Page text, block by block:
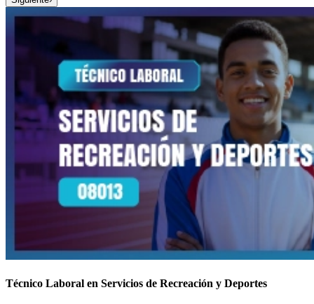
Técnico Laboral en Servicios de Recreación y Deportes